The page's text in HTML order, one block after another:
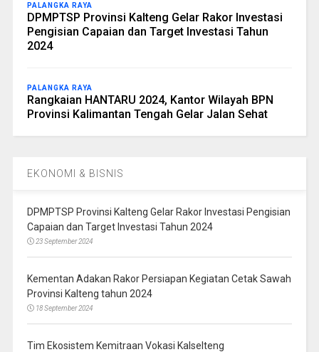
PALANGKA RAYA
DPMPTSP Provinsi Kalteng Gelar Rakor Investasi
Pengisian Capaian dan Target Investasi Tahun
2024
PALANGKA RAYA
Rangkaian HANTARU 2024, Kantor Wilayah BPN
Provinsi Kalimantan Tengah Gelar Jalan Sehat
EKONOMI & BISNIS
DPMPTSP Provinsi Kalteng Gelar Rakor Investasi Pengisian
Capaian dan Target Investasi Tahun 2024
23 September 2024
Kementan Adakan Rakor Persiapan Kegiatan Cetak Sawah
Provinsi Kalteng tahun 2024
18 September 2024
Tim Ekosistem Kemitraan Vokasi Kalselteng